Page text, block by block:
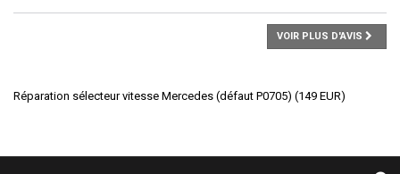
VOIR PLUS D'AVIS
Réparation sélecteur vitesse Mercedes (défaut P0705) (149 EUR)